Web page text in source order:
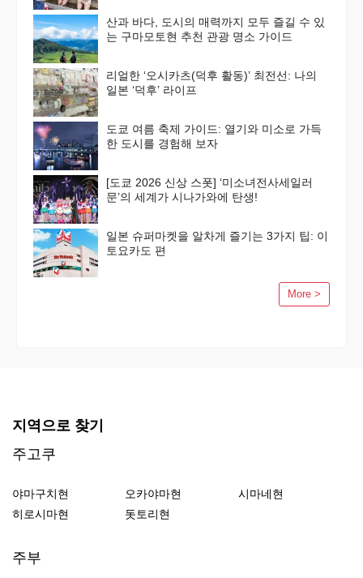
산과 바다, 도시의 매력까지 모두 즐길 수 있
는 구마모토현 추천 관광 명소 가이드
리얼한 ‘오시카츠(덕후 활동)’ 최전선: 나의
일본 ‘덕후’ 라이프
도쿄 여름 축제 가이드: 열기와 미소로 가득
한 도시를 경험해 보자
[도쿄 2026 신상 스폿] ‘미소녀전사세일러
문’의 세계가 시나가와에 탄생!
일본 슈퍼마켓을 알차게 즐기는 3가지 팁: 이
토요카도 편
More >
지역으로 찾기
주고쿠
야마구치현 오카야마현
시마네현
히로시마현
돗토리현
주부